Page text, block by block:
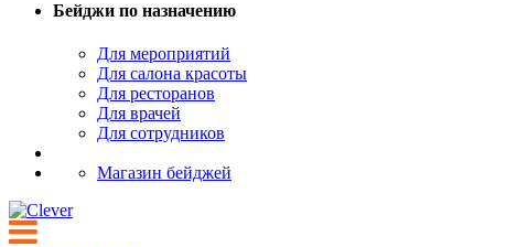
Бейджи по назначению
Для мероприятий
Для салона красоты
Для ресторанов
Для врачей
Для сотрудников
Магазин бейджей